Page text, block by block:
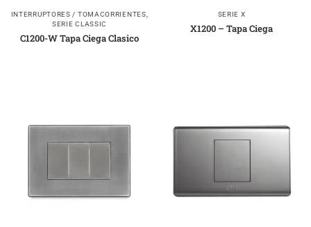
INTERRUPTORES / TOMACORRIENTES
SERIE CLASSIC
C1200-W Tapa Ciega Clasico
SERIE X
X1200 – Tapa Ciega